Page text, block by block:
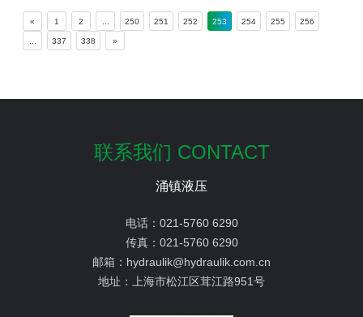
« 1 2 250 251 252 253 254 255 256
337 338 »
联系我们 CONTACT
涌镇液压
电话： 021-5760 6290
传真： 021-5760 6290
邮箱： hydraulik@hydraulik.com.cn
地址：
上海市松江区茸江路951号